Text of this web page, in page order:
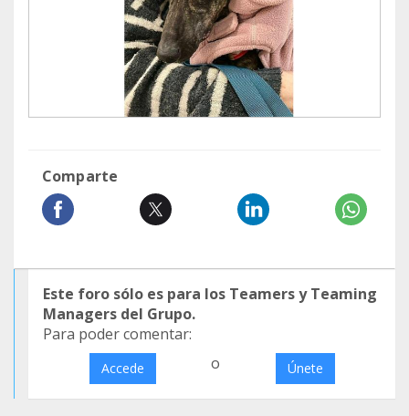
Comparte
Este foro sólo es para los Teamers y Teaming
Managers del Grupo.
Para poder comentar:
Accede o Únete